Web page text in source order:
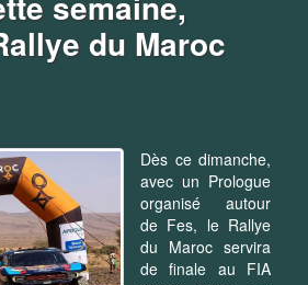
du Maroc
Dès ce dimanche,
avec un Prologue
organisé autour
de Fes, le Rallye
du Maroc servira
de finale au FIA